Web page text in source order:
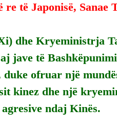
re të Japonisë, Sanae
dhe Kryeministrja
jave të
duke ofruar një
kinez dhe një
ndaj Kinës.